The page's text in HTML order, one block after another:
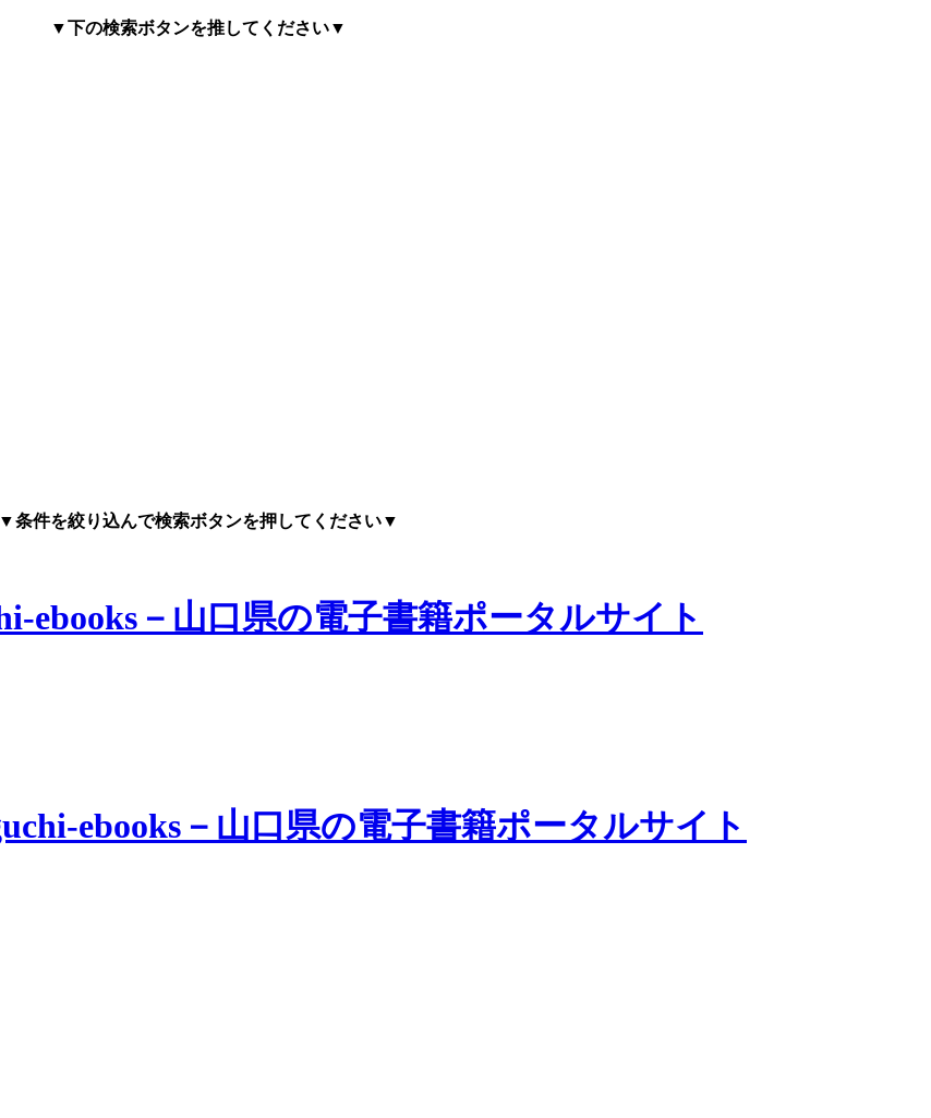
▼下の検索ボタンを推してください▼
▼条件を絞り込んで検索ボタンを押してください▼